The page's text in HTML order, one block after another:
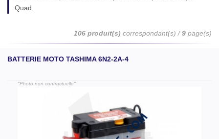
Quad.
106 produit(s) correspondant(s) /9 page(s)
BATTERIE MOTO TASHIMA 6N2-2A-4
"Photo non contractuelle"